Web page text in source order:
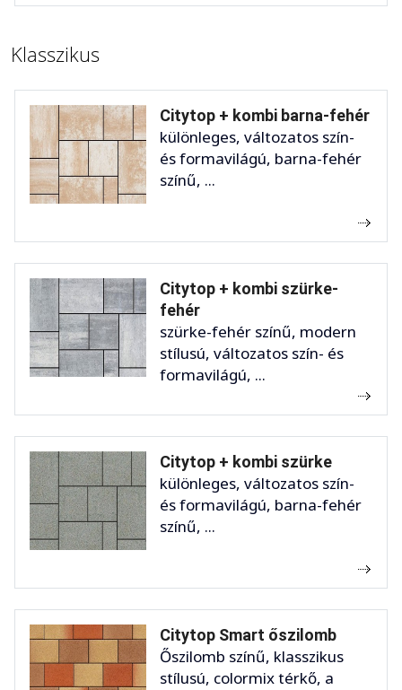
Klasszikus
Citytop + kombi barna-fehér
különleges, változatos szín-
és formavilágú, barna-fehér
színű, ...
Citytop + kombi szürke-
fehér
szürke-fehér színű, modern
stílusú, változatos szín- és
formavilágú, ...
Citytop + kombi szürke
különleges, változatos szín-
és formavilágú, barna-fehér
színű, ...
Citytop Smart őszilomb
Őszilomb színű, klasszikus
stílusú, colormix térkő, a